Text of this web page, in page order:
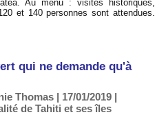
Au menu : visites historiques,
et 140 personnes sont attendues.
qui ne demande qu'à
Thomas | 17/01/2019 |
de Tahiti et ses îles